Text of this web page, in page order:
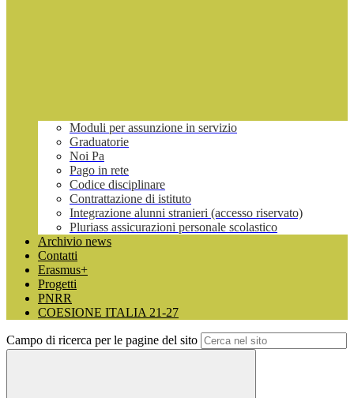
Moduli per assunzione in servizio
Graduatorie
Noi Pa
Pago in rete
Codice disciplinare
Contrattazione di istituto
Integrazione alunni stranieri (accesso riservato)
Pluriass assicurazioni personale scolastico
Archivio news
Contatti
Erasmus+
Progetti
PNRR
COESIONE ITALIA 21-27
Campo di ricerca per le pagine del sito